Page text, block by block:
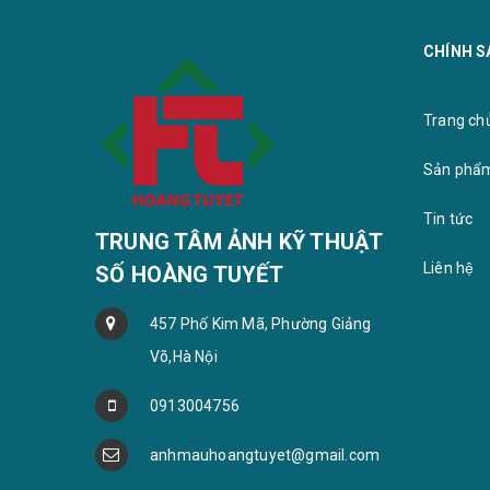
Bộ ảnh gỗ treo tường
TRUNG TÂM ẢNH KỸ THUẬT
SỐ HOÀNG TUYẾT
457 Phố Kim Mã, Phường Giảng
Võ,Hà Nội
0913004756
anhmauhoangtuyet@gmail.com
CHÍNH
Trang
Sản
Tin tức
Liên hệ